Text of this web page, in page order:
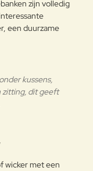
verandert het
zilvergrijze
essentieel
charme van teak.
Swan-producten
FSC®-
materiaal
zijn volledig
een duurzame
kussens,
zitting, dit geeft
wicker met een